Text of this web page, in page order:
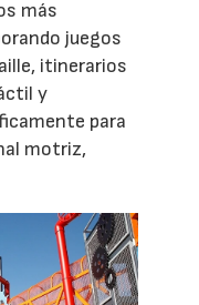
más
juegos
itinerarios
y
para
motriz,